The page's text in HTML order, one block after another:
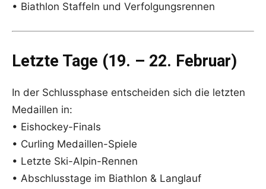
• Biathlon Staffeln und Verfolgungsrennen
Letzte Tage (19. – 22. Februar)
In der Schlussphase entscheiden sich die letzten
Medaillen in:
• Eishockey-Finals
• Curling Medaillen-Spiele
• Letzte Ski-Alpin-Rennen
• Abschlusstage im Biathlon & Langlauf